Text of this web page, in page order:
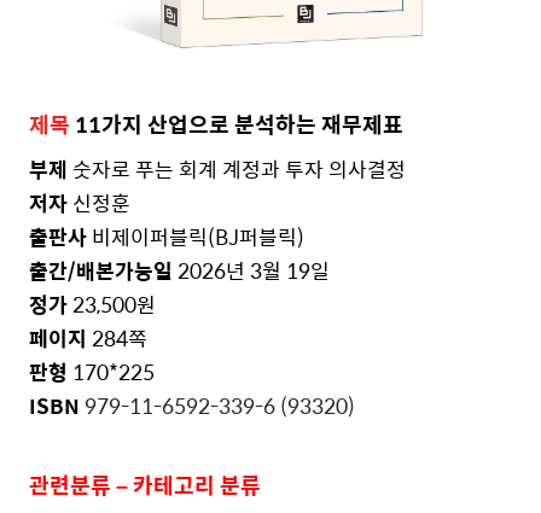
제목 11가지 산업으로 분석하는 재무제표
부제숫자로 푸는 회계 계정과 투자 의사결정
저자신정훈
출판사비제이퍼블릭(BJ퍼블릭)
출간/배본가능일2026년 3월 19일
정가23,500원
페이지 284쪽
판형 170*225
ISBN 979-11-6592-339-6 (93320)
관련분류–카테고리 분류